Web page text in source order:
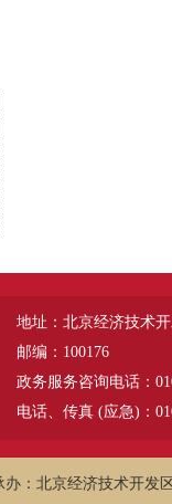
地址：北京经济技术
邮编：100176
政务服务咨询电话：
电话、传真 (应急)：
办：北京经济技术开发